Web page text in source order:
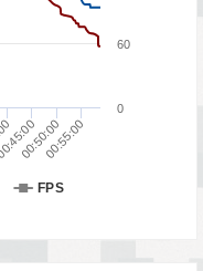
FPS
00:50:0000:55:00
0
60